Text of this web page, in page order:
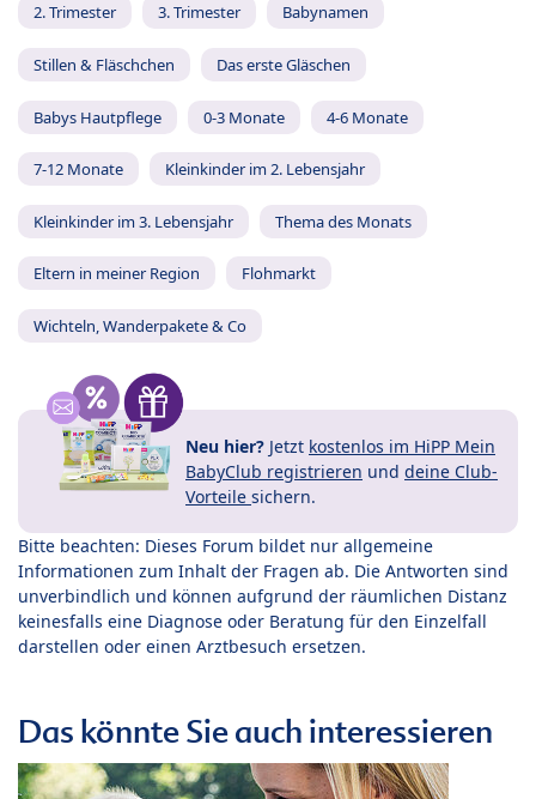
2. Trimester 3. Trimester Babynamen
Stillen & Fläschchen Das erste Gläschen
Babys Hautpflege 0-3 Monate 4-6 Monate
7-12 Monate Kleinkinder im 2. Lebensjahr
Kleinkinder im 3. Lebensjahr Thema des Monats
Eltern in meiner Region Flohmarkt
Wichteln, Wanderpakete & Co
Neu hier? Jetzt kostenlos im HiPP Mein
BabyClub registrieren und deine Club-
Vorteile sichern.
Bitte beachten: Dieses Forum bildet nur allgemeine
Informationen zum Inhalt der Fragen ab. Die Antworten sind
unverbindlich und können aufgrund der räumlichen Distanz
keinesfalls eine Diagnose oder Beratung für den Einzelfall
darstellen oder einen Arztbesuch ersetzen.
Das könnte Sie auch interessieren